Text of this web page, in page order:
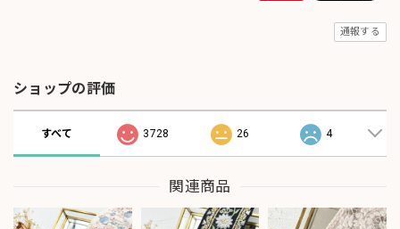
通報する
ショップの評価
すべて 3728 26 4
関連商品